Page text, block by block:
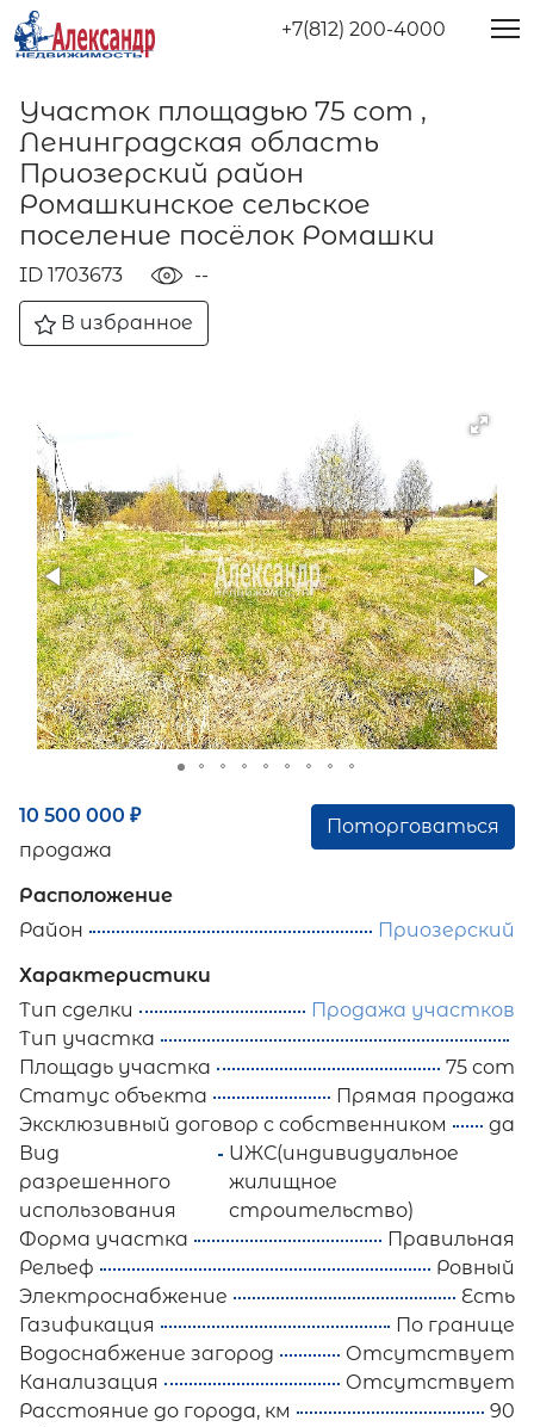
+7(812) 200-4000
Участок площадью 75 сот ,
Ленинградская область
Приозерский район
Ромашкинское сельское
поселение посёлок Ромашки
ID 1703673 --
В избранное
10 500 000 ₽
продажа
Поторговаться
Расположение
Район
Приозерский
Характеристики
Тип сделки
Продажа участков
Тип участка
Площадь участка
75 сот
Статус объекта
Прямая продажа
Эксклюзивный договор с собственником
да
Вид
разрешенного
использования
ИЖС(индивидуальное
жилищное
строительство)
Форма участка
Правильная
Рельеф
Ровный
Электроснабжение
Есть
Газификация
По границе
Водоснабжение загород
Отсутствует
Канализация
Отсутствует
Расстояние до города, км
90